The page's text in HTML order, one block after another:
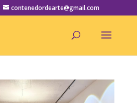
contenedordearte@gmail.com